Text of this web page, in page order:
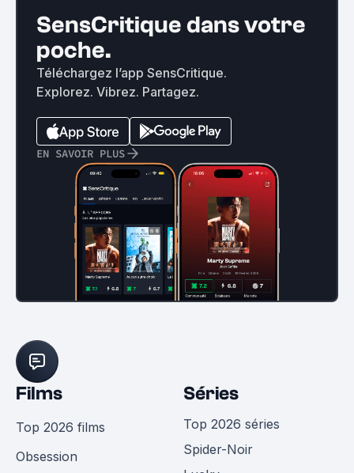
SensCritique dans votre
poche.
Téléchargez l’app SensCritique.
Explorez. Vibrez. Partagez.
EN SAVOIR PLUS
Films
Top 2026 films
Obsession
Séries
Top 2026 séries
Spider-Noir